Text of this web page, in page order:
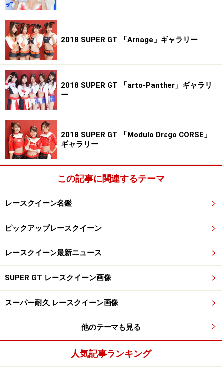
杉原あやの／フロンティアキューティーズ
杉原あやの／フロンティアキューティーズ
杉原あやの／フロンティアキューティーズ
佐藤小春／フロンティアキューティーズ
佐藤小春／フロンティアキューティーズ
2018 SUPER GT 「Arnage」ギャラリー
2018 SUPER GT 「arto-Panther」ギャラリ
ー
2018 SUPER GT 「Modulo Drago CORSE」
ギャラリー
この記事に関連するテーマ
レースクイーン名鑑
ピックアップレースクイーン
レースクイーン最新ニュース
SUPER GT レースクイーン画像
スーパー耐久 レースクイーン画像
他のテーマも見る
人気記事ランキング